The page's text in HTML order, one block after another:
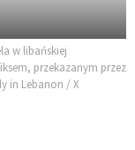
w libańskiej
przekazanym przez
in Lebanon / X